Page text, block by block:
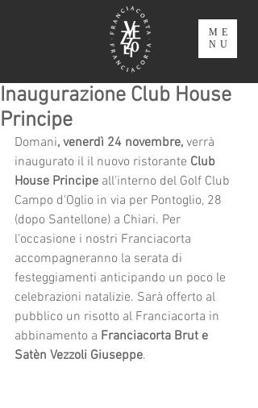
ME
NU
Inaugurazione Club House
Principe
Domani, venerdì 24 novembre, verrà
inaugurato il il nuovo ristorante Club
House Principe all'interno del Golf Club
Campo d'Oglio in via per Pontoglio, 28
(dopo Santellone) a Chiari. Per
l’occasione i nostri Franciacorta
accompagneranno la serata di
festeggiamenti anticipando un poco le
celebrazioni natalizie. Sarà offerto al
pubblico un risotto al Franciacorta in
abbinamento a Franciacorta Brut e
Satèn Vezzoli Giuseppe.